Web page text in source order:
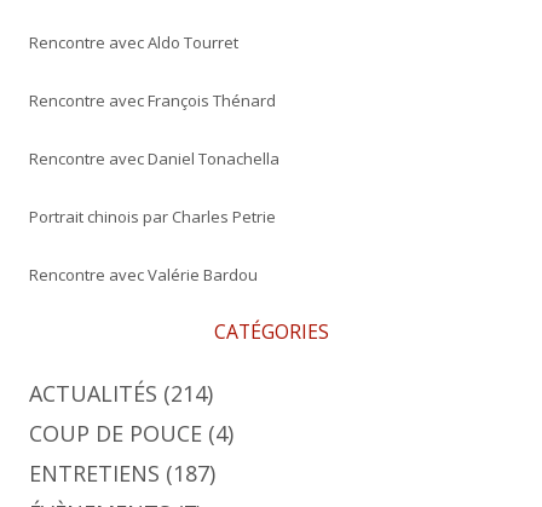
Rencontre avec Aldo Tourret
Rencontre avec François Thénard
Rencontre avec Daniel Tonachella
Portrait chinois par Charles Petrie
Rencontre avec Valérie Bardou
CATÉGORIES
ACTUALITÉS (214)
COUP DE POUCE (4)
ENTRETIENS (187)